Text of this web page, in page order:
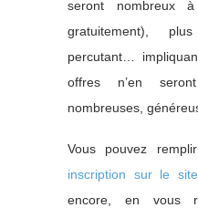
seront nombreux
gratuitement),
percutant…
offres n’en
nombreuses,
Vous pouvez remplir
inscription sur le
encore, en vous